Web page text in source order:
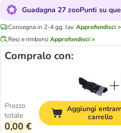
Guadagna 27 zooPunti su
Consegna in 2-4 gg. lav. Approfondisci >
Resi e rimborsi Approfondisci >
Compralo con:
Prezzo
totale
0,00 €
Aggiungi
carrello